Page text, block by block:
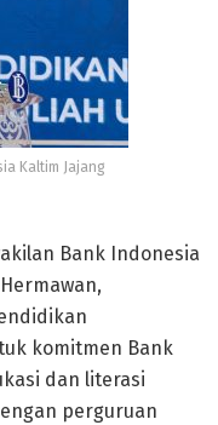
Kaltim Jajang
Bank Indonesia
komitmen Bank
dan literasi
perguruan